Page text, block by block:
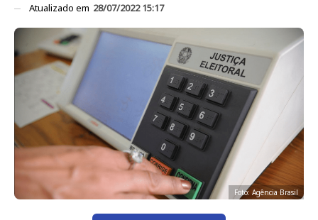
Atualizado em 28/07/2022 15:17
Foto: Agência Brasil